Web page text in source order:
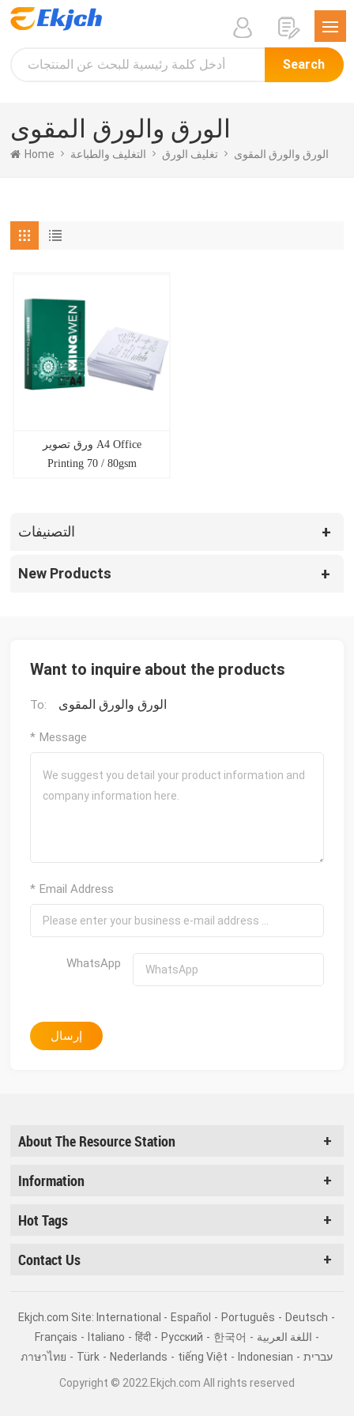
Search
الورق والورق المقوى
Home التغليف والطباعة تغليف الورق الورق والورق المقوى
ورق تصوير A4 Office
Printing 70 / 80gsm
التصنيفات
New Products
Want to inquire about the products
To: الورق والورق المقوى
* Message
* Email Address
WhatsApp
إرسال
About The Resource Station
Information
Hot Tags
Contact Us
Ekjch.com Site: International - Español - Português - Deutsch -
Français - Italiano - हिंदी - Pусский - 한국어 - اللغة العربية -
ภาษาไทย - Türk - Nederlands - tiếng Việt - Indonesian - עברית
Copyright © 2022.Ekjch.com All rights reserved